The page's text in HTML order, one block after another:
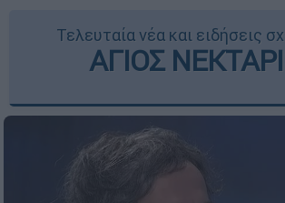
Τελευταία νέα και ειδήσεις
ΑΓΙΟΣ